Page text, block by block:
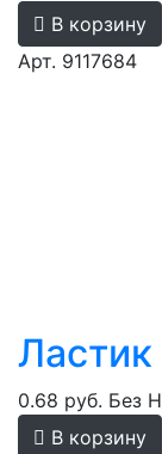
В корзину
Арт. 9117684
0.68 руб. Без
В корзину